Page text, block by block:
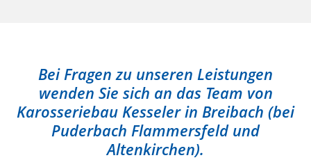
Bei Fragen zu unseren Leistungen
wenden Sie sich an das Team von
Karosseriebau Kesseler in Breibach (bei
Puderbach Flammersfeld und
Altenkirchen).